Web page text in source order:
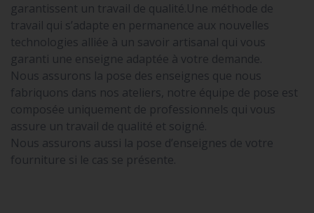
garantissent un travail de qualité.Une méthode de
travail qui s’adapte en permanence aux nouvelles
technologies alliée à un savoir artisanal qui vous
garanti une enseigne adaptée à votre demande.
Nous assurons la pose des enseignes que nous
fabriquons dans nos ateliers, notre équipe de pose est
composée uniquement de professionnels qui vous
assure un travail de qualité et soigné.
Nous assurons aussi la pose d’enseignes de votre
fourniture si le cas se présente.